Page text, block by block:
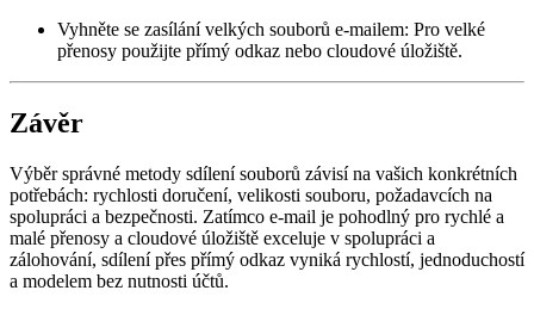
Vyhněte se zasílání velkých souborů e-mailem: Pro velké
přenosy použijte přímý odkaz nebo cloudové úložiště.
Závěr
Výběr správné metody sdílení souborů závisí na vašich konkrétních
potřebách: rychlosti doručení, velikosti souboru, požadavcích na
spolupráci a bezpečnosti. Zatímco e-mail je pohodlný pro rychlé a
malé přenosy a cloudové úložiště exceluje v spolupráci a
zálohování, sdílení přes přímý odkaz vyniká rychlostí, jednoduchostí
a modelem bez nutnosti účtů.